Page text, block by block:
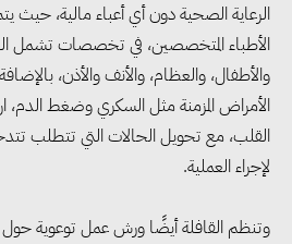
الرعاية الصحية دون أي أعباء مالية،
الأطباء المتخصصين، في تخصصات تشمل
والأطفال، والعظام، والأنف والأذن،
الأمراض المزمنة مثل السكري وضغط الدم،
القلب، مع تحويل الحالات التي تتطلب
لإجراء العملية.
وتنظم القافلة أيضًا ورش عمل توعوية حول